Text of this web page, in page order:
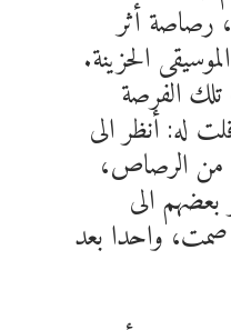
رصاصة أثر
الحزينة.
الفرصة
له: أنظر الى
من الرصاص،
الى
واحدا بعد